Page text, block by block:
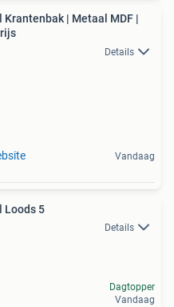
| Metaal MDF |
Details
Vandaag
Loods 5
Details
Dagtopper
Vandaag